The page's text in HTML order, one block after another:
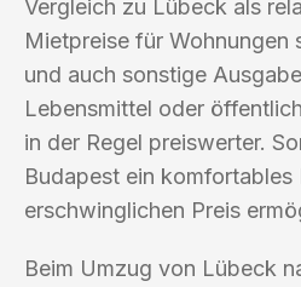
Vergleich zu Lübeck als
Mietpreise für Wohnungen
und auch sonstige
Lebensmittel oder
in der Regel preiswerter.
Budapest ein komfortables
erschwinglichen Preis
Beim Umzug von Lübeck